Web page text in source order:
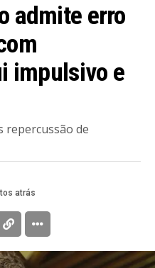
admite erro
impulsivo e
repercussão de
atrás